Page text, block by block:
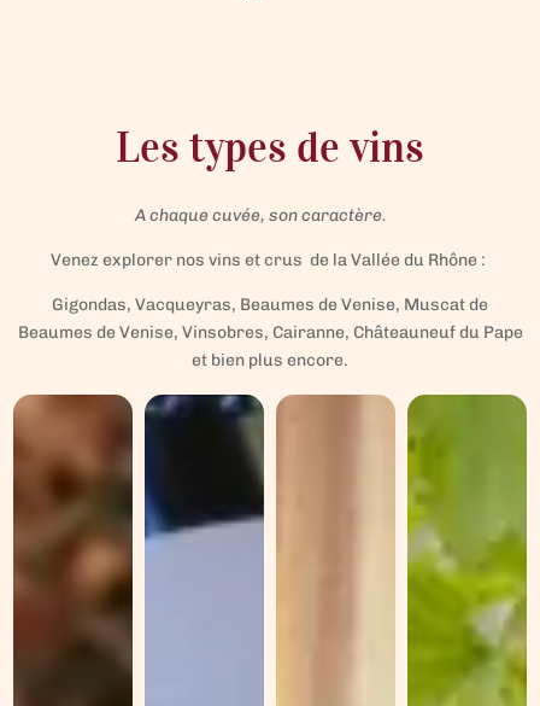
Les types de vins
A chaque cuvée, son caractère.
Venez explorer nos vins et crus de la Vallée du Rhône :
Gigondas, Vacqueyras, Beaumes de Venise, Muscat de
Beaumes de Venise, Vinsobres, Cairanne, Châteauneuf du Pape
et bien plus encore.